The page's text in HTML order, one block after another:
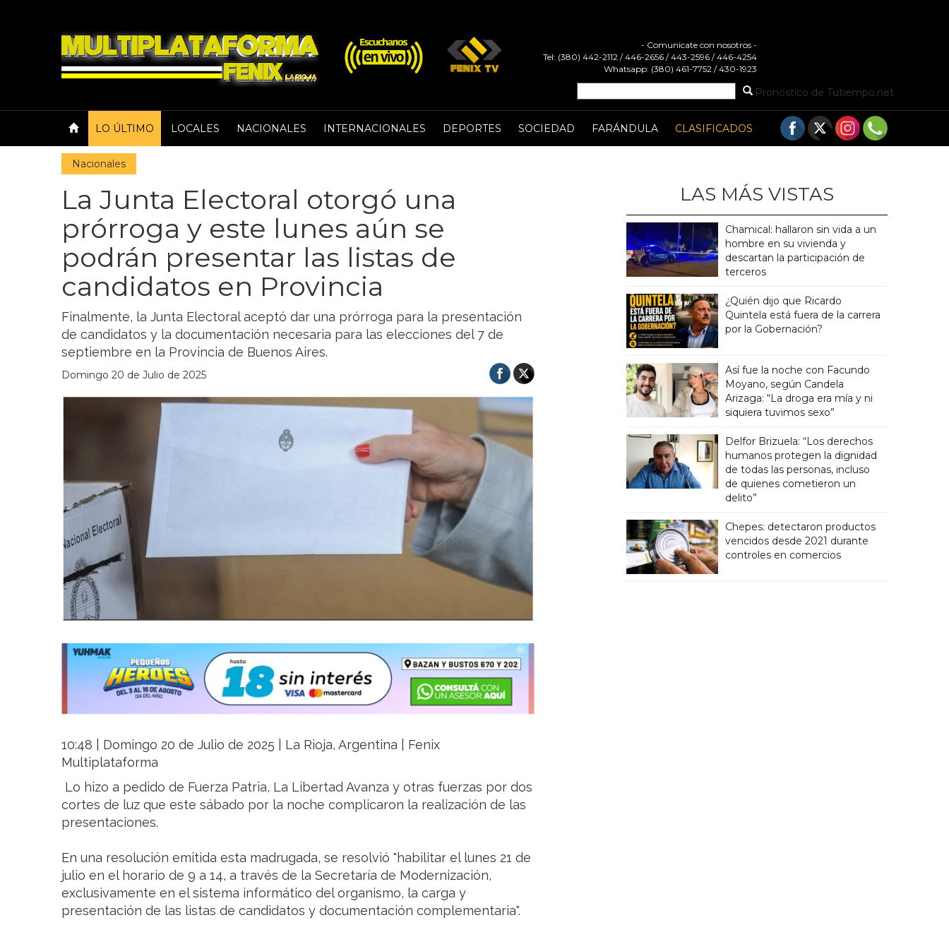
- Comunicate con nosotros -
Tel: (380) 442-2112 / 446-2656 / 443-2596 / 446-4254
Whatsapp: (380) 461-7752 / 430-1923
Pronóstico de Tutiempo.net
LO ÚLTIMO LOCALES NACIONALES INTERNACIONALES DEPORTES SOCIEDAD FARÁNDULA CLASIFICADOS
Nacionales
La Junta Electoral otorgó una
prórroga y este lunes aún se
podrán presentar las listas de
candidatos en Provincia
Finalmente, la Junta Electoral aceptó dar una prórroga para la presentación
de candidatos y la documentación necesaria para las elecciones del 7 de
septiembre en la Provincia de Buenos Aires.
Domingo 20 de Julio de 2025
10:48 | Domingo 20 de Julio de 2025 | La Rioja, Argentina | Fenix
Multiplataforma
Lo hizo a pedido de Fuerza Patria, La Libertad Avanza y otras fuerzas por dos
cortes de luz que este sábado por la noche complicaron la realización de las
presentaciones.
En una resolución emitida esta madrugada, se resolvió "habilitar el lunes 21 de
julio en el horario de 9 a 14, a través de la Secretaría de Modernización,
exclusivamente en el sistema informático del organismo, la carga y
presentación de las listas de candidatos y documentación complementaria".
LAS MÁS VISTAS
Chamical: hallaron sin vida a un
hombre en su vivienda y
descartan la participación de
terceros
¿Quién dijo que Ricardo
Quintela está fuera de la carrera
por la Gobernación?
Así fue la noche con Facundo
Moyano, según Candela
Arizaga: “La droga era mía y ni
siquiera tuvimos sexo”
Delfor Brizuela: “Los derechos
humanos protegen la dignidad
de todas las personas, incluso
de quienes cometieron un
delito”
Chepes: detectaron productos
vencidos desde 2021 durante
controles en comercios